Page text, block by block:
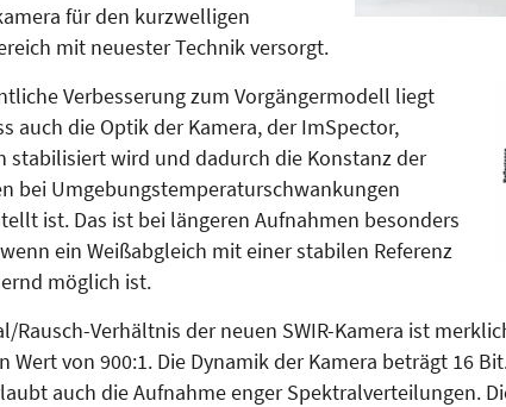
für den kurzwelligen
mit neuester Technik versorgt.
Verbesserung zum Vorgängermodell liegt
auch die Optik der Kamera, der ImSpector,
stabilisiert wird und dadurch die Konstanz der
bei Umgebungstemperaturschwankungen
ist. Das ist bei längeren Aufnahmen besonders
ein Weißabgleich mit einer stabilen Referenz
möglich ist.
Rausch-Verhältnis der neuen SWIR-Kamera ist
Wert von 900:1. Die Dynamik der Kamera beträgt 16
auch die Aufnahme enger Spektralverteilungen.